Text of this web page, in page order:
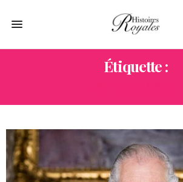
Étiquette :